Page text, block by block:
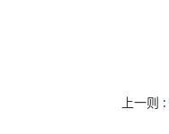
上一则 :